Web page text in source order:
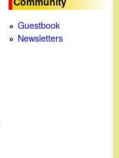
Guestbook
Newsletters